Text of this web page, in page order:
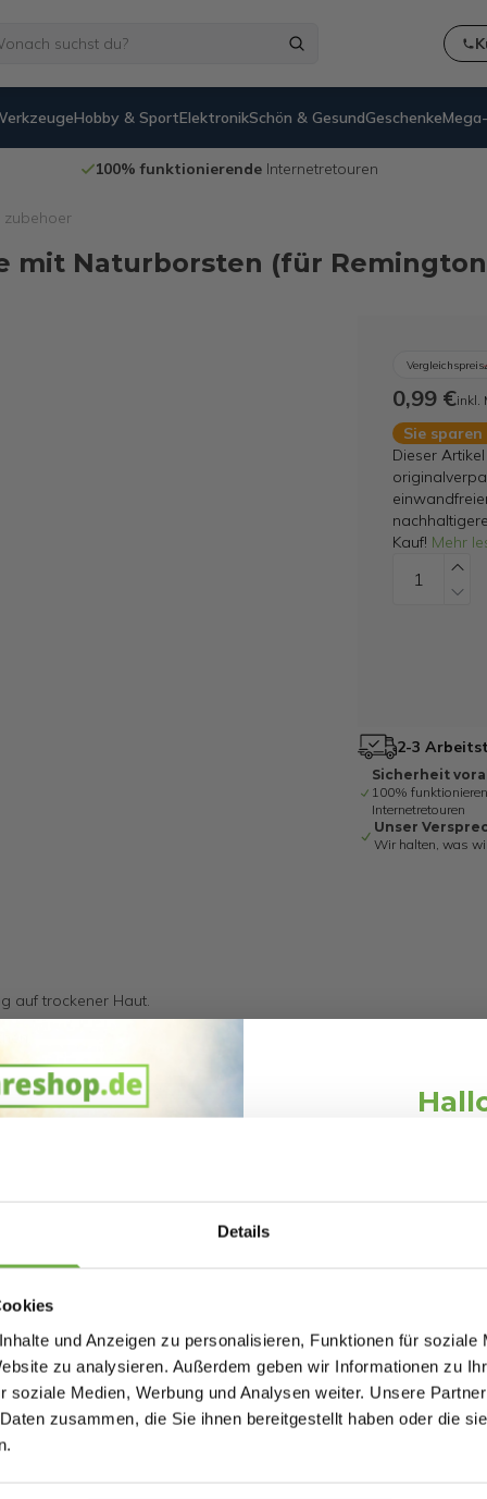
Details
und Anzeigen zu personalisieren, Funktionen für soziale
zu analysieren. Außerdem geben wir Informationen zu
soziale Medien, Werbung und Analysen weiter. Unsere
zusammen, die Sie ihnen bereitgestellt haben oder die
Hobby & SportElektronikSchön & GesundGeschenke
Internetretouren
zubehoer
mit Naturborsten (für Remington
Vergleichspreis
0,99 €inkl.
Sie sparen
Dieser
Kauf! Mehr
2-3
Sicherheit
100%
Internetretouren
Unser
Wir halten, was
auf trockener Haut.
-
-
VONROC
Multifunktionsbürstenkopf
- für VONROC
Teleskop-
Vergleichspreis
19,95 €
9,39 €
-53%
TS
2,99 €
- 80
Rabatten bis